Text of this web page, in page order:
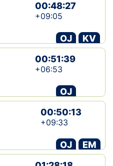
00:48:27
+09:05
OJ
KV
00:51:39
+06:53
OJ
00:50:13
+09:33
OJ
EM